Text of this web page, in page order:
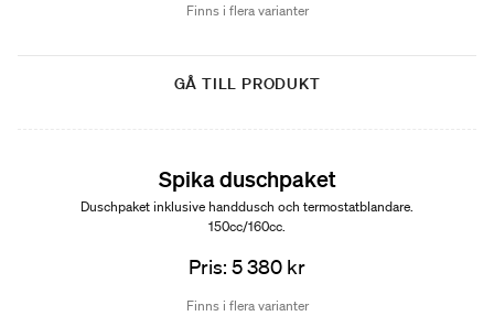
Finns i flera varianter
GÅ TILL PRODUKT
Spika duschpaket
Duschpaket inklusive handdusch och termostatblandare.
150cc/160cc.
Pris: 5 380 kr
Finns i flera varianter